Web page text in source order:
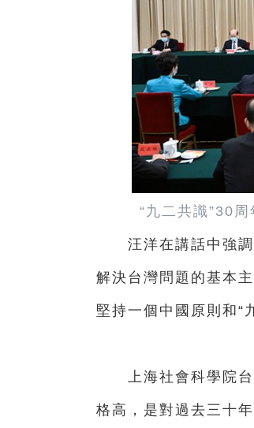
“九二共識”30
汪洋在講話中強調
解決台灣問題的基本
堅持一個中國原則和“
上海社會科學院台
格高，是對過去三十